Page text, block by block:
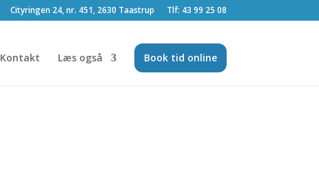
Cityringen 24, nr. 451, 2630 Taastrup Tlf: 43 99 25 08
Kontakt Læs også Book tid online